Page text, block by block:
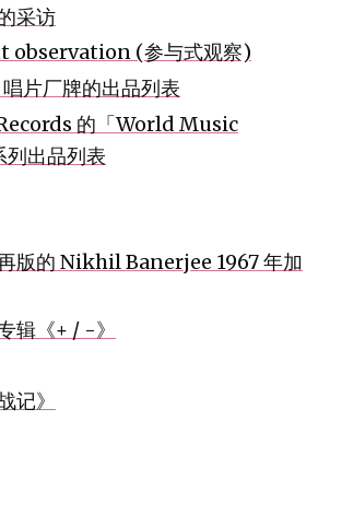
采访
observation (参与式观察)
片厂牌的出品列表
的「World Music
出品列表
版的 Nikhil Banerjee 1967 年加
辑《+ / -》
记》